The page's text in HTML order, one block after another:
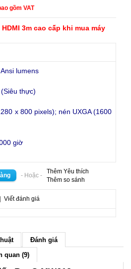
gồm VAT
3m cao cấp khi mua máy
lumens
thực)
x 800 pixels); nén UXGA (1600
giờ
- Hoặc -
Thêm Yêu thích
Thêm so sánh
Viết đánh giá
Đánh giá
quan (9)